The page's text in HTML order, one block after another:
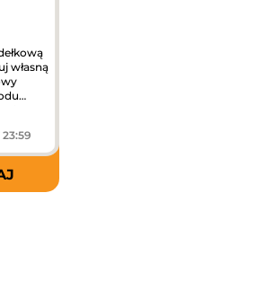
własną
23:59